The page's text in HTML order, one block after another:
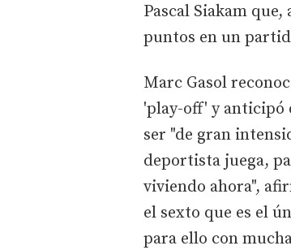
Pascal Siakam
puntos en un
Marc Gasol
'play-off' y anticipó
ser "de gran
deportista juega,
viviendo ahora",
el sexto que es el
para ello con